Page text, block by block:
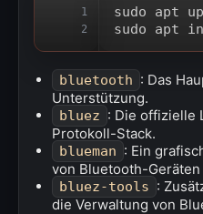
1
2
sudo apt
sudo apt
bluetooth : Das
Unterstützung.
bluez : Die offizielle
Protokoll-Stack.
blueman : Ein
von Bluetooth-Geräten
bluez-tools :
die Verwaltung von